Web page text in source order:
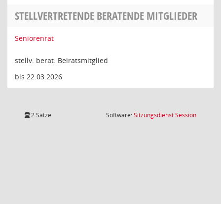
STELLVERTRETENDE BERATENDE MITGLIEDER
Seniorenrat
stellv. berat. Beiratsmitglied
bis 22.03.2026
2 Sätze Software:SitzungsdienstSession(Wird in